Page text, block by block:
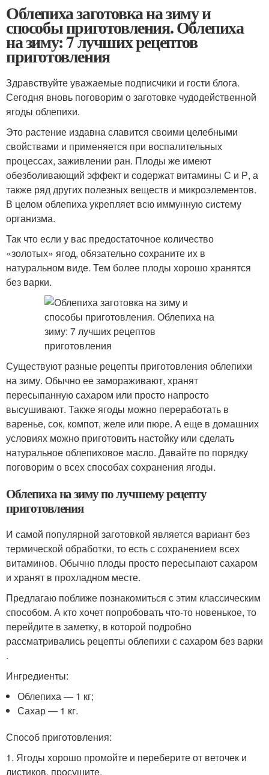
Облепиха заготовка на зиму и
способы приготовления. Облепиха
на зиму: 7 лучших рецептов
приготовления
Здравствуйте уважаемые подписчики и гости блога.
Сегодня вновь поговорим о заготовке чудодейственной
ягоды облепихи.
Это растение издавна славится своими целебными
свойствами и применяется при воспалительных
процессах, заживлении ран. Плоды же имеют
обезболивающий эффект и содержат витамины С и Р, а
также ряд других полезных веществ и микроэлементов.
В целом облепиха укрепляет всю иммунную систему
организма.
Так что если у вас предостаточное количество
«золотых» ягод, обязательно сохраните их в
натуральном виде. Тем более плоды хорошо хранятся
без варки.
Существуют разные рецепты приготовления облепихи
на зиму. Обычно ее замораживают, хранят
пересыпанную сахаром или просто напросто
высушивают. Также ягоды можно переработать в
варенье, сок, компот, желе или пюре. А еще в домашних
условиях можно приготовить настойку или сделать
натуральное облепиховое масло. Давайте по порядку
поговорим о всех способах сохранения ягоды.
Облепиха на зиму по лучшему рецепту
приготовления
И самой популярной заготовкой является вариант без
термической обработки, то есть с сохранением всех
витаминов. Обычно плоды просто пересыпают сахаром
и хранят в прохладном месте.
Предлагаю поближе познакомиться с этим классическим
способом. А кто хочет попробовать что-то новенькое, то
перейдите в заметку, в которой подробно
рассматривались рецепты облепихи с сахаром без варки
.
Ингредиенты:
Облепиха — 1 кг;
Сахар — 1 кг.
Способ приготовления:
1. Ягоды хорошо промойте и переберите от веточек и
листиков, просушите.